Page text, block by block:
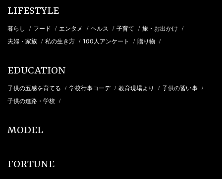
LIFESTYLE
暮らし / フード / エンタメ / ヘルス / 子育て / 旅・お出かけ /
夫婦・家族 / 私の生き方 / 100人アンケート / 贈り物 /
EDUCATION
子供の五感を育てる / 学校行事コーデ / 教育現場より / 子供の習い事 /
子供の進路・学校 /
MODEL
FORTUNE